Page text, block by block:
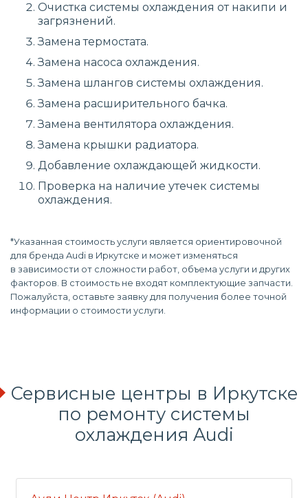
Очистка системы охлаждения от накипи и
загрязнений.
Замена термостата.
Замена насоса охлаждения.
Замена шлангов системы охлаждения.
Замена расширительного бачка.
Замена вентилятора охлаждения.
Замена крышки радиатора.
Добавление охлаждающей жидкости.
Проверка на наличие утечек системы
охлаждения.
*Указанная стоимость услуги является ориентировочной
для бренда Audi в Иркутске и может изменяться
в зависимости от сложности работ, объема услуги и других
факторов. В стоимость не входят комплектующие запчасти.
Пожалуйста, оставьте заявку для получения более точной
информации о стоимости услуги.
Сервисные центры в Иркутске
по ремонту системы
охлаждения Audi